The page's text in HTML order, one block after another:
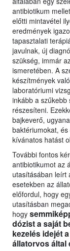
antibiotikum
előtti mintavétel
eredmények
tapasztalati
javulnak, új
szükség, immár
ismeretében. A
készítmények
laboratóriumi
inkább a szűkebb
részesíteni.
bajkeverő,
baktériumokat,
kívánatos hatást
További fontos
antibiotikumot az
utasításában leírt
esetekben az
előfordul, hogy
utasításban
hogy
dózist a saját
kezelés idejét
állatorvos által